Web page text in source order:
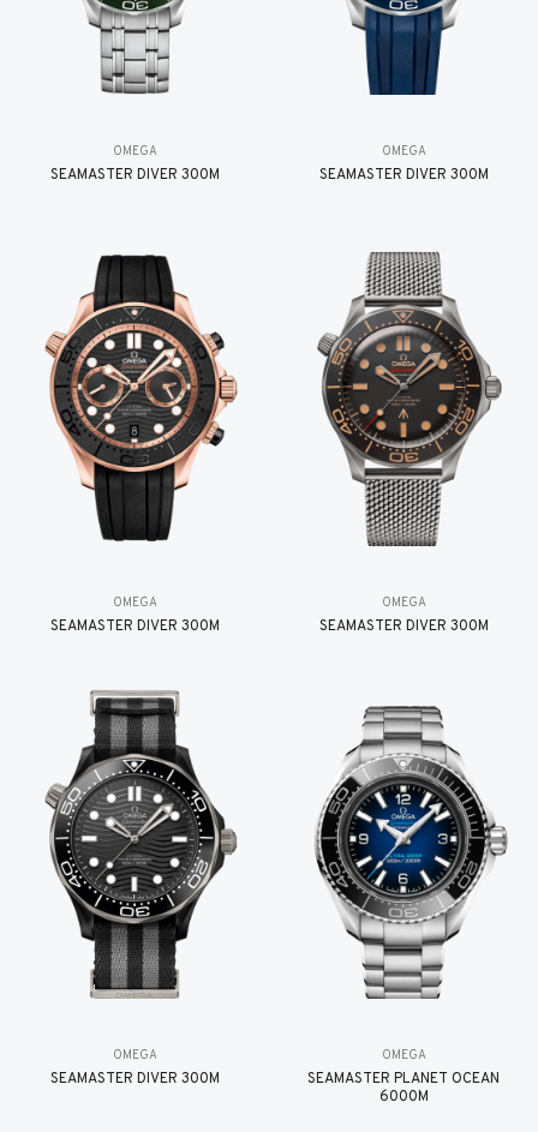
OMEGA
SEAMASTER DIVER 300M
OMEGA
SEAMASTER DIVER 300M
OMEGA
SEAMASTER DIVER 300M
OMEGA
SEAMASTER DIVER 300M
OMEGA
SEAMASTER DIVER 300M
OMEGA
SEAMASTER PLANET OCEAN
6000M